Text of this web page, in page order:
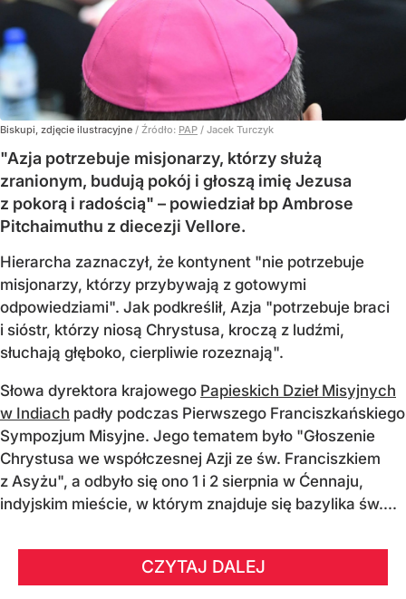
Biskupi, zdjęcie ilustracyjne / Źródło: PAP / Jacek Turczyk
"Azja potrzebuje misjonarzy, którzy służą
zranionym, budują pokój i głoszą imię Jezusa
z pokorą i radością" – powiedział bp Ambrose
Pitchaimuthu z diecezji Vellore.
Hierarcha zaznaczył, że kontynent "nie potrzebuje
misjonarzy, którzy przybywają z gotowymi
odpowiedziami". Jak podkreślił, Azja "potrzebuje braci
i sióstr, którzy niosą Chrystusa, kroczą z ludźmi,
słuchają głęboko, cierpliwie rozeznają".
Słowa dyrektora krajowego Papieskich Dzieł Misyjnych
w Indiach padły podczas Pierwszego Franciszkańskiego
Sympozjum Misyjne. Jego tematem było "Głoszenie
Chrystusa we współczesnej Azji ze św. Franciszkiem
z Asyżu", a odbyło się ono 1 i 2 sierpnia w Ćennaju,
indyjskim mieście, w którym znajduje się bazylika św....
CZYTAJ DALEJ